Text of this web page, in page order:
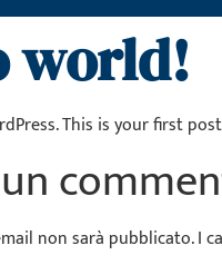
world!
This is your first
non sarà pubblicato.I